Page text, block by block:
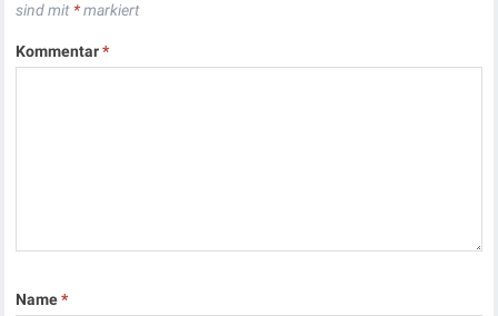
sind mit *markiert
Kommentar*
Name*